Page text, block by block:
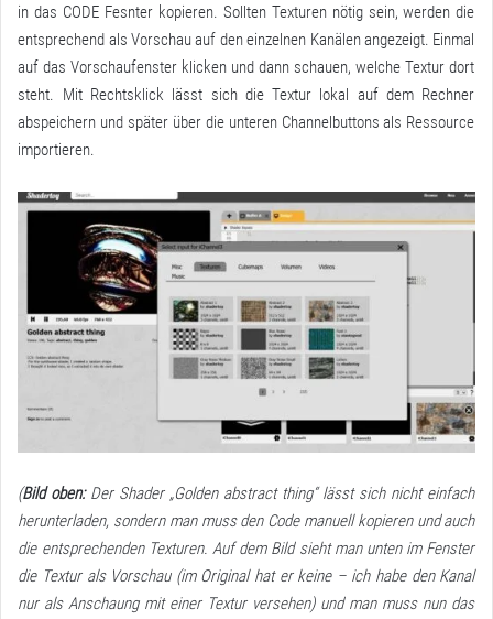
in das CODE Fesnter kopieren. Sollten Texturen nötig sein, werden die
entsprechend als Vorschau auf den einzelnen Kanälen angezeigt. Einmal
auf das Vorschaufenster klicken und dann schauen, welche Textur dort
steht. Mit Rechtsklick lässt sich die Textur lokal auf dem Rechner
abspeichern und später über die unteren Channelbuttons als Ressource
importieren.
(Bild oben: Der Shader „Golden abstract thing“ lässt sich nicht einfach
herunterladen, sondern man muss den Code manuell kopieren und auch
die entsprechenden Texturen. Auf dem Bild sieht man unten im Fenster
die Textur als Vorschau (im Original hat er keine – ich habe den Kanal
nur als Anschaung mit einer Textur versehen) und man muss nun das